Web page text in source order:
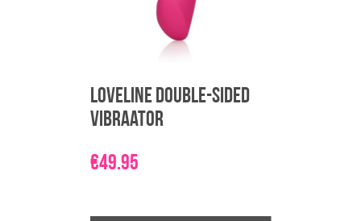
Loveline Double-sided
vibraator
€49.95